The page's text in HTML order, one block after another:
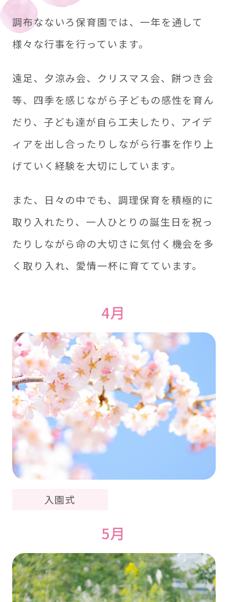
調布なないろ保育園では、一年を通して
様々な行事を行っています。
遠足、夕涼み会、クリスマス会、餅つき会
等、四季を感じながら子どもの感性を育ん
だり、子ども達が自ら工夫したり、アイデ
ィアを出し合ったりしながら行事を作り上
げていく経験を大切にしています。
また、日々の中でも、調理保育を積極的に
取り入れたり、一人ひとりの誕生日を祝っ
たりしながら命の大切さに気付く機会を多
く取り入れ、愛情一杯に育てています。
4月
入園式
5月